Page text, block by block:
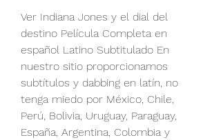
Ver Indiana Jones y el dial del
destino Película Completa en
español Latino Subtitulado En
nuestro sitio proporcionamos
subtítulos y dabbing en latín, no
tenga miedo por México, Chile,
Perú, Bolivia, Uruguay, Paraguay,
España, Argentina, Colombia y